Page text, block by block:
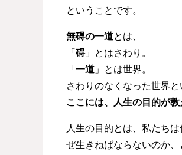
ということです。
無碍の一道とは、
「 碍」とはさわり。
「 一道 」とは世界。
さわりのなくなった世界と
ここには、人生の目的が教
人生の目的とは、私たち
ぜ生きねばならないのか、